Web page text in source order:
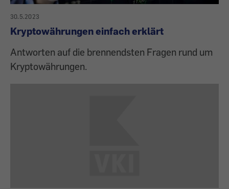
30.5.2023
Kryptowährungen einfach erklärt
Antworten auf die brennendsten Fragen rund um
Kryptowährungen.